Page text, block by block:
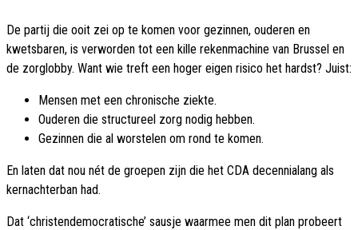
De partij die ooit zei op te komen voor gezinnen, ouderen en
kwetsbaren, is verworden tot een kille rekenmachine van Brussel en
de zorglobby. Want wie treft een hoger eigen risico het hardst? Juist:
Mensen met een chronische ziekte.
Ouderen die structureel zorg nodig hebben.
Gezinnen die al worstelen om rond te komen.
En laten dat nou nét de groepen zijn die het CDA decennialang als
kernachterban had.
Dat ‘christendemocratische’ sausje waarmee men dit plan probeert